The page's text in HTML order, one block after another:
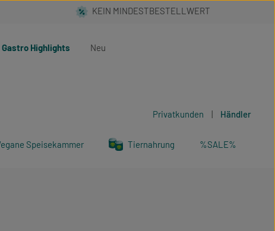
Gastro Highlights Neu
Privatkunden | Händler
Speisekammer Tiernahrung %SALE%